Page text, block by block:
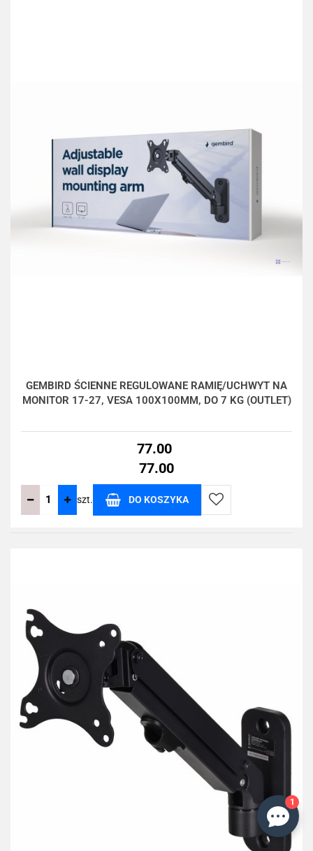
GEMBIRD ŚCIENNE REGULOWANE RAMIĘ/UCHWYT NA
MONITOR 17-27, VESA 100X100MM, DO 7 KG (OUTLET)
77.00
77.00
szt. DO KOSZYKA
Do
1